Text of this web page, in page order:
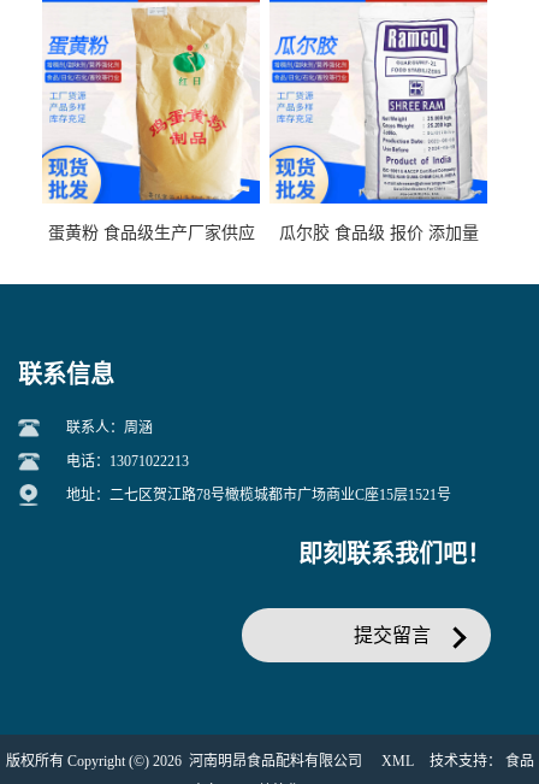
蛋黄粉 食品级生产厂家供应 瓜尔胶 食品级 报价 添加量
联系信息
联系人：周涵
电话：13071022213
地址：二七区贺江路78号橄榄城都市广场商业C座15层1521号
即刻联系我们吧！
提交留言
版权所有 Copyright (©) 2026 河南明昂食品配料有限公司 XML 技术支持： 食品